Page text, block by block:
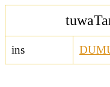
ins